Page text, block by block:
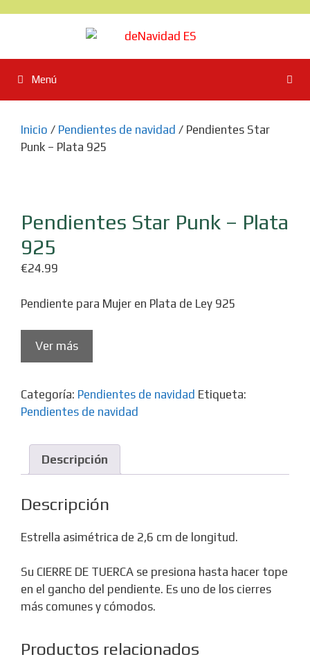
Menú
Inicio / Pendientes de navidad / Pendientes Star
Punk – Plata 925
Pendientes Star Punk – Plata
925
€24.99
Pendiente para Mujer en Plata de Ley 925
Ver más
Categoría: Pendientes de navidad Etiqueta:
Pendientes de navidad
Descripción
Descripción
Estrella asimétrica de 2,6 cm de longitud.
Su CIERRE DE TUERCA se presiona hasta hacer tope
en el gancho del pendiente. Es uno de los cierres
más comunes y cómodos.
Productos relacionados